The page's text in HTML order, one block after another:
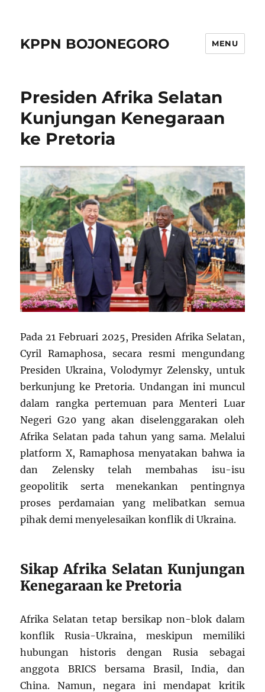
KPPN BOJONEGORO MENU
Presiden Afrika Selatan
Kunjungan Kenegaraan
ke Pretoria
Pada 21 Februari 2025, Presiden Afrika Selatan,
Cyril Ramaphosa, secara resmi mengundang
Presiden Ukraina, Volodymyr Zelensky, untuk
berkunjung ke Pretoria. Undangan ini muncul
dalam rangka pertemuan para Menteri Luar
Negeri G20 yang akan diselenggarakan oleh
Afrika Selatan pada tahun yang sama. Melalui
platform X, Ramaphosa menyatakan bahwa ia
dan Zelensky telah membahas isu-isu
geopolitik serta menekankan pentingnya
proses perdamaian yang melibatkan semua
pihak demi menyelesaikan konflik di Ukraina.
Sikap Afrika Selatan Kunjungan
Kenegaraan ke Pretoria
Afrika Selatan tetap bersikap non-blok dalam
konflik Rusia-Ukraina, meskipun memiliki
hubungan historis dengan Rusia sebagai
anggota BRICS bersama Brasil, India, dan
China. Namun, negara ini mendapat kritik